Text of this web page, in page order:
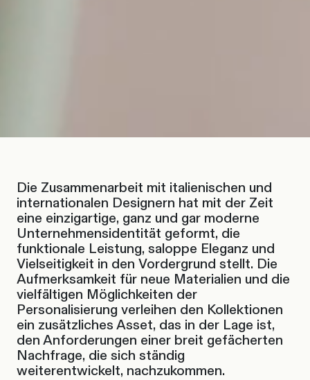
Die Zusammenarbeit mit italienischen und
internationalen Designern hat mit der Zeit
eine einzigartige, ganz und gar moderne
Unternehmensidentität geformt, die
funktionale Leistung, saloppe Eleganz und
Vielseitigkeit in den Vordergrund stellt. Die
Aufmerksamkeit für neue Materialien und die
vielfältigen Möglichkeiten der
Personalisierung verleihen den Kollektionen
ein zusätzliches Asset, das in der Lage ist,
den Anforderungen einer breit gefächerten
Nachfrage, die sich ständig
weiterentwickelt, nachzukommen.